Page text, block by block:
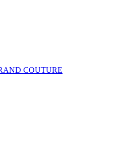
COUTURE